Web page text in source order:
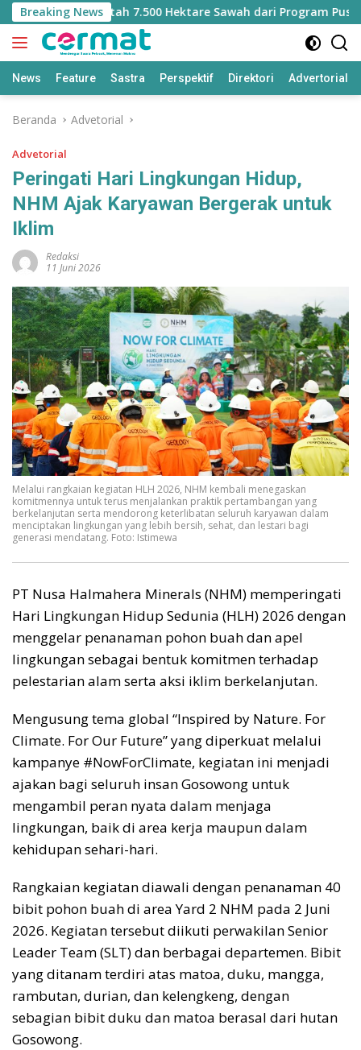
Langsung
ke
konten
Breaking NewsJatah 7.500 Hektare Sawah dari Program Pusat
News Feature Sastra Perspektif Direktori Advertorial
Beranda Advetorial
Advetorial
Peringati Hari Lingkungan Hidup,
NHM Ajak Karyawan Bergerak untuk
Iklim
Redaksi
11 Juni 2026
Melalui rangkaian kegiatan HLH 2026, NHM kembali menegaskan
komitmennya untuk terus menjalankan praktik pertambangan yang
berkelanjutan serta mendorong keterlibatan seluruh karyawan dalam
menciptakan lingkungan yang lebih bersih, sehat, dan lestari bagi
generasi mendatang. Foto: Istimewa
PT Nusa Halmahera Minerals (NHM) memperingati
Hari Lingkungan Hidup Sedunia (HLH) 2026 dengan
menggelar penanaman pohon buah dan apel
lingkungan sebagai bentuk komitmen terhadap
pelestarian alam serta aksi iklim berkelanjutan.
Mengusung tema global “Inspired by Nature. For
Climate. For Our Future” yang diperkuat melalui
kampanye #NowForClimate, kegiatan ini menjadi
ajakan bagi seluruh insan Gosowong untuk
mengambil peran nyata dalam menjaga
lingkungan, baik di area kerja maupun dalam
kehidupan sehari-hari.
Rangkaian kegiatan diawali dengan penanaman 40
bibit pohon buah di area Yard 2 NHM pada 2 Juni
2026. Kegiatan tersebut diikuti perwakilan Senior
Leader Team (SLT) dan berbagai departemen. Bibit
yang ditanam terdiri atas matoa, duku, mangga,
rambutan, durian, dan kelengkeng, dengan
sebagian bibit duku dan matoa berasal dari hutan
Gosowong.